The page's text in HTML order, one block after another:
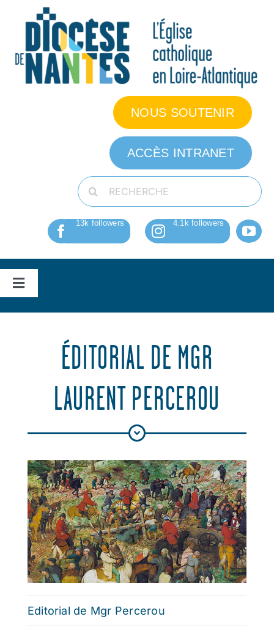
NOUS SOUTENIR
ACCÈS INTRANET
Rechercher:
Navigation
Vie d’église
Nos missions
Actualités
Agenda
ÉDITORIAL DE MGR
LAURENT PERCEROU
Editorial de Mgr Percerou